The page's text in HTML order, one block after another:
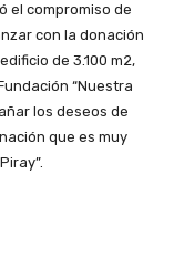
el compromiso de
con la donación
de 3.100 m2,
“Nuestra
los deseos de
que es muy